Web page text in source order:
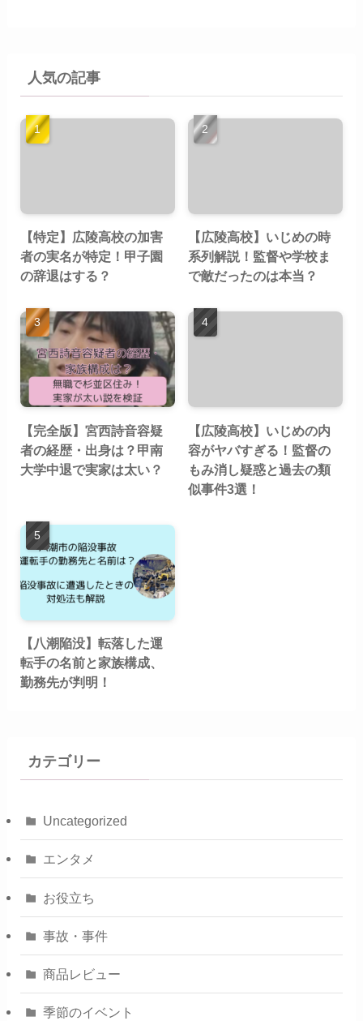
人気の記事
【特定】広陵高校の加害
者の実名が特定！甲子園
の辞退はする？
【広陵高校】いじめの時
系列解説！監督や学校ま
で敵だったのは本当？
【完全版】宮西詩音容疑
者の経歴・出身は？甲南
大学中退で実家は太い？
【広陵高校】いじめの内
容がヤバすぎる！監督の
もみ消し疑惑と過去の類
似事件3選！
【八潮陥没】転落した運
転手の名前と家族構成、
勤務先が判明！
カテゴリー
Uncategorized
エンタメ
お役立ち
事故・事件
商品レビュー
季節のイベント